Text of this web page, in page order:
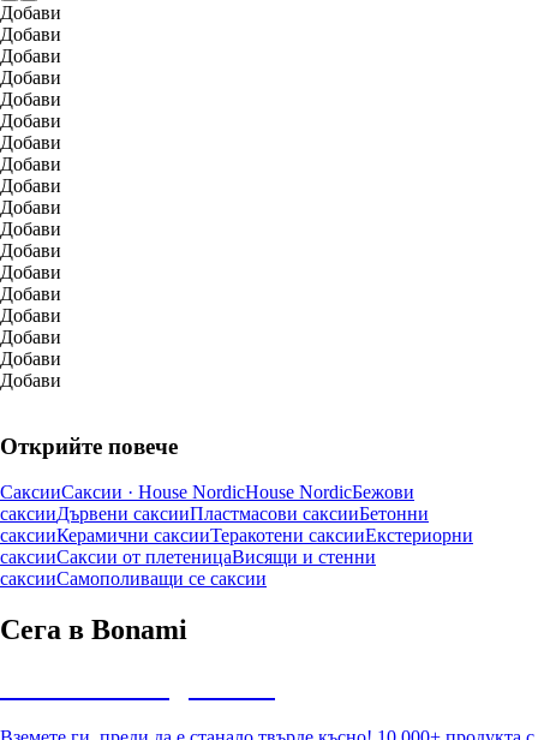
Добави
Добави
Добави
Добави
Добави
Добави
Добави
Добави
Добави
Добави
Добави
Добави
Добави
Добави
Добави
Добави
Добави
Добави
Открийте повече
СаксииСаксии · House NordicHouse NordicБежови
саксииДървени саксииПластмасови саксииБетонни
саксииКерамични саксииТеракотени саксииЕкстериорни
саксииСаксии от плетеницаВисящи и стенни
саксииСамополиващи се саксии
Сега в Bonami